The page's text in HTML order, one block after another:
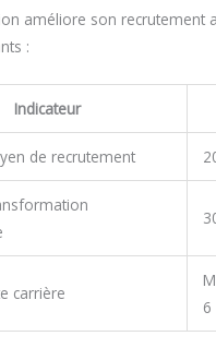
améliore son recrutement
:
Indicateur
de recrutement
carrière
6